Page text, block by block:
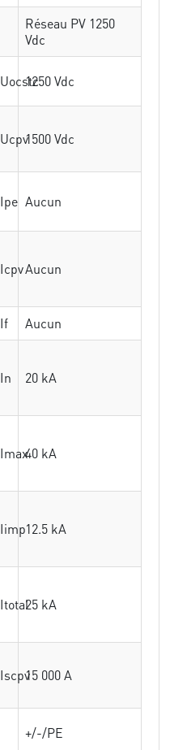
Réseau PV 1250
Vdc
Uocstc1250 Vdc
Ucpv1500 Vdc
Ipe Aucun
IcpvAucun
If
Aucun
In 20 kA
Imax40 kA
Iimp12.5 kA
Itotal25 kA
Iscpv15 000 A
+/-/PE